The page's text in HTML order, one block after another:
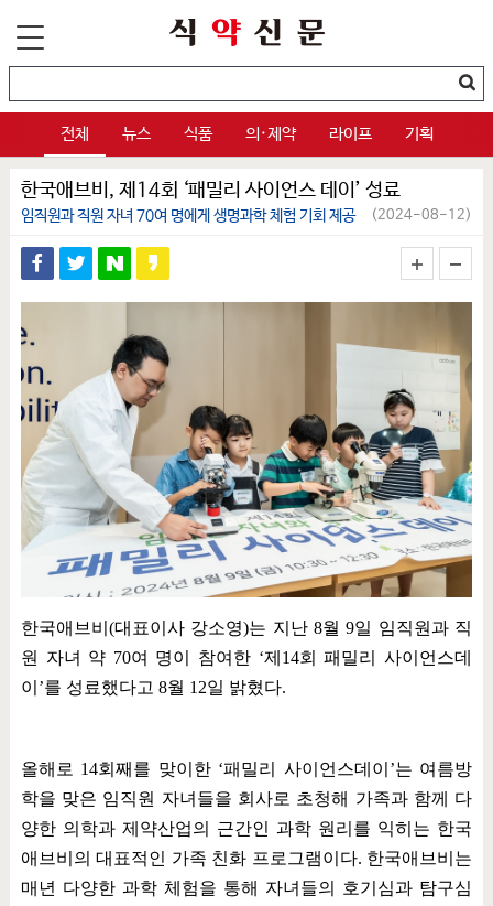
전체 뉴스 식품 의·제약 라이프 기획
한국애브비, 제14회 ‘패밀리 사이언스 데이’ 성료
임직원과 직원 자녀 70여 명에게 생명과학 체험 기회 제공 (2024-08-12)
한국애브비 (대표이사 강소영)는 지난8월9일 임직원과 직
원 자녀 약 70여 명이 참여한 ‘제 14회 패밀리 사이언스데
이 ’를 성료했다고 8월 12일 밝혔다.
올해로 14회째를 맞이한 ‘패밀리 사이언스데이 ’는 여름방
학을 맞은 임직원 자녀들을 회사로 초청해 가족과 함께 다
양한 의학과 제약산업의 근간인 과학 원리를 익히는 한국
애브비의 대표적인 가족 친화 프로그램이다. 한국애브비는
매년 다양한 과학 체험을 통해 자녀들의 호기심과 탐구심